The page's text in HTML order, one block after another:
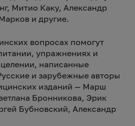
Митио Каку, Александр
и другие.
вопросах помогут
упражнениях и
написанные
и зарубежные авторы
изданий — Марш
Бронникова, Эрик
Бубновский, Александр